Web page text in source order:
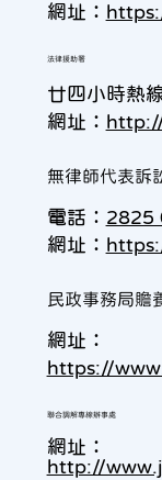
網址：
法律援助署
廿四小時熱
網址：
聯合調解專線辦事處
網址：
http://
無律師代表訴
電話︰ 2825
網址：
民政事務局贍
網址：
https://